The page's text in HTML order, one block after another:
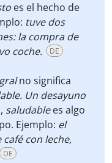
es el hecho de
tuve dos
la compra de
coche.
DE
no significa
Un desayuno
saludablees algo
Ejemplo: el
con leche,
DE